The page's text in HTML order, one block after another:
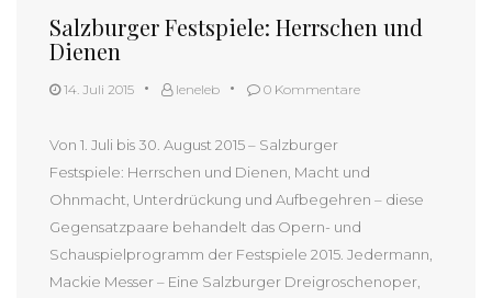
Salzburger Festspiele: Herrschen und
Dienen
14. Juli 2015 leneleb 0 Kommentare
Von 1. Juli bis 30. August 2015 – Salzburger
Festspiele: Herrschen und Dienen, Macht und
Ohnmacht, Unterdrückung und Aufbegehren – diese
Gegensatzpaare behandelt das Opern-­ und
Schauspielprogramm der Festspiele 2015. Jedermann,
Mackie Messer – Eine Salzburger Dreigroschenoper,